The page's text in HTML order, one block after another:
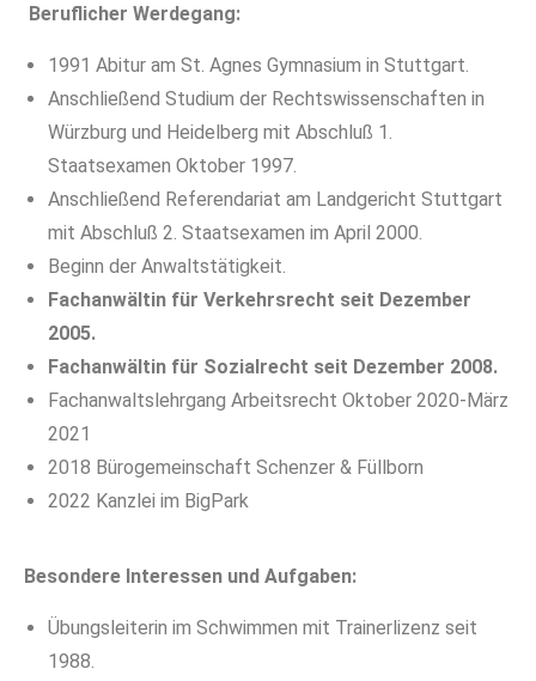
Beruflicher Werdegang:
1991 Abitur am St. Agnes Gymnasium in Stuttgart.
Anschließend Studium der Rechtswissenschaften in
Würzburg und Heidelberg mit Abschluß 1.
Staatsexamen Oktober 1997.
Anschließend Referendariat am Landgericht Stuttgart
mit Abschluß 2. Staatsexamen im April 2000.
Beginn der Anwaltstätigkeit.
Fachanwältin für Verkehrsrecht seit Dezember
2005.
Fachanwältin für Sozialrecht seit Dezember 2008.
Fachanwaltslehrgang Arbeitsrecht Oktober 2020-März
2021
2018 Bürogemeinschaft Schenzer & Füllborn
2022 Kanzlei im BigPark
Besondere Interessen und Aufgaben:
Übungsleiterin im Schwimmen mit Trainerlizenz seit
1988.